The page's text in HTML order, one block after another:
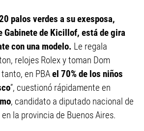
palos verdes a su exesposa,
Gabinete de Kicillof, está de gira
con una modelo. Le regala
relojes Rolex y toman Dom
en PBAel 70% de los niños
”, cuestionó rápidamente en
, candidato a diputado nacional de
la provincia de Buenos Aires.